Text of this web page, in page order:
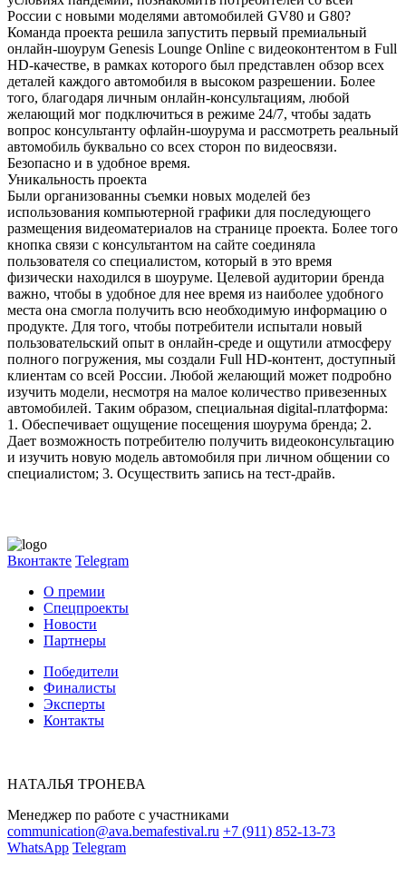
России с новыми моделями автомобилей GV80 и G80?
Команда проекта решила запустить первый премиальный
онлайн-шоурум Genesis Lounge Online с видеоконтентом в Full
HD-качестве, в рамках которого был представлен обзор всех
деталей каждого автомобиля в высоком разрешении. Более
того, благодаря личным онлайн-консультациям, любой
желающий мог подключиться в режиме 24/7, чтобы задать
вопрос консультанту офлайн-шоурума и рассмотреть реальный
автомобиль буквально со всех сторон по видеосвязи.
Безопасно и в удобное время.
Уникальность проекта
Были организованны съемки новых моделей без
использования компьютерной графики для последующего
размещения видеоматериалов на странице проекта. Более того
кнопка связи с консультантом на сайте соединяла
пользователя со специалистом, который в это время
физически находился в шоуруме. Целевой аудитории бренда
важно, чтобы в удобное для нее время из наиболее удобного
места она смогла получить всю необходимую информацию о
продукте. Для того, чтобы потребители испытали новый
пользовательский опыт в онлайн-среде и ощутили атмосферу
полного погружения, мы создали Full HD-контент, доступный
клиентам со всей России. Любой желающий может подробно
изучить модели, несмотря на малое количество привезенных
автомобилей. Таким образом, специальная digital-платформа:
1. Обеспечивает ощущение посещения шоурума бренда; 2.
Дает возможность потребителю получить видеоконсультацию
и изучить новую модель автомобиля при личном общении со
специалистом; 3. Осуществить запись на тест-драйв.
Вконтакте Telegram
О премии
Спецпроекты
Новости
Партнеры
Победители
Финалисты
Эксперты
Контакты
НАТАЛЬЯ ТРОНЕВА
Менеджер по работе с участниками
communication@ava.bemafestival.ru +7 (911) 852-13-73
WhatsApp Telegram